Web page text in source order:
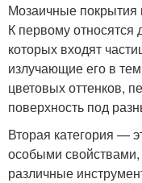
Мозаичные покрытия
К первому относятся
которых входят
излучающие его в
цветовых оттенков,
поверхность под
Вторая категория —
особыми
различные